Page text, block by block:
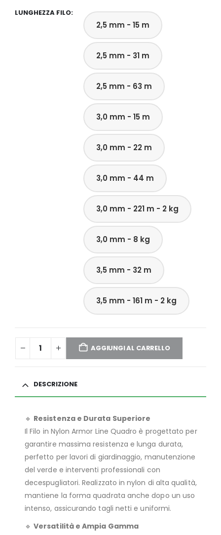
LUNGHEZZA FILO
2,5 mm - 15 m
2,5 mm - 31 m
2,5 mm - 63 m
3,0 mm - 15 m
3,0 mm - 22 m
3,0 mm - 44 m
3,0 mm - 221 m - 2 kg
3,0 mm - 8 kg
3,5 mm - 32 m
3,5 mm - 161 m - 2 kg
AGGIUNGI AL CARRELLO
DESCRIZIONE
🔹 Resistenza e Durata Superiore
Il Filo in Nylon Armor Line Quadro è progettato per
garantire massima resistenza e lunga durata,
perfetto per lavori di giardinaggio, manutenzione
del verde e interventi professionali con
decespugliatori. Realizzato in nylon di alta qualità,
mantiene la forma quadrata anche dopo un uso
intenso, assicurando tagli netti e uniformi.
🔹Versatilità e Ampia Gamma